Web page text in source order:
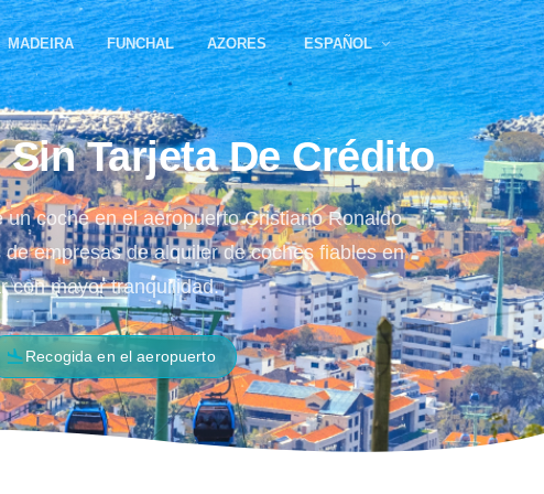
MADEIRA FUNCHAL AZORES ESPAÑOL
Tarjeta De Crédito
coche en el aeropuerto Cristiano Ronaldo
empresas de alquiler de coches fiables en
con mayor tranquilidad.
flight_landRecogida en el aeropuerto